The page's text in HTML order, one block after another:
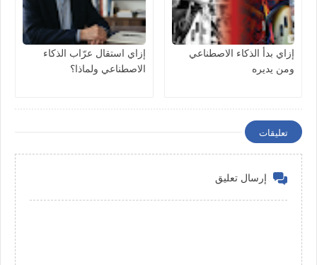
إزاي بدأ الذكاء الاصطناعي
ومن يديره
إزاي استقال عرّاب الذكاء
الاصطناعي ولماذا؟
تعليقات
إرسال تعليق